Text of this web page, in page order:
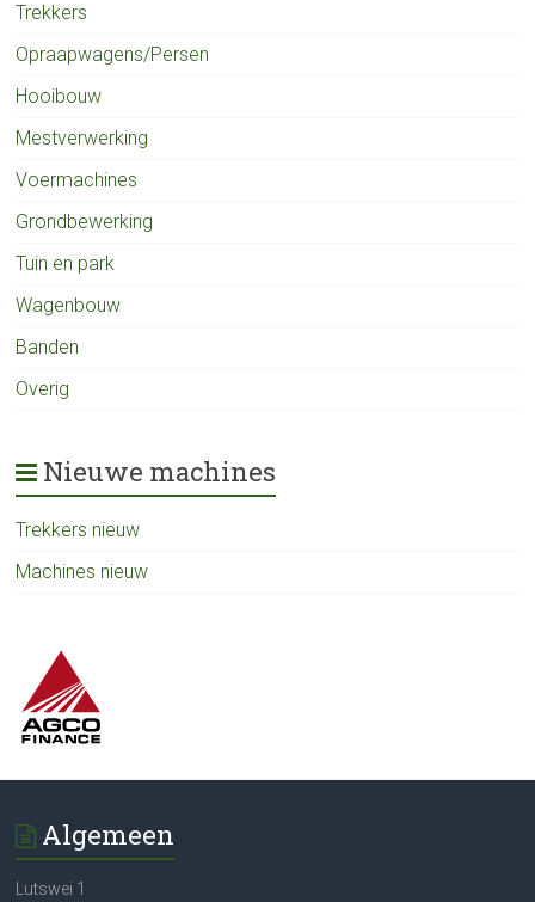
Trekkers
Opraapwagens/Persen
Hooibouw
Mestverwerking
Voermachines
Grondbewerking
Tuin en park
Wagenbouw
Banden
Overig
Nieuwe machines
Trekkers nieuw
Machines nieuw
Algemeen
Lutswei 1